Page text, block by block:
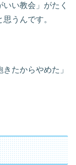
い教会」がたく
うんです。
たからやめた」